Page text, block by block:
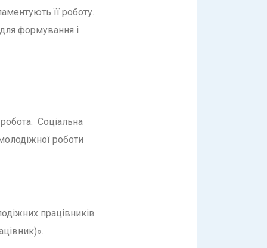
її роботу.
формування і
Соціальна
роботи
працівників